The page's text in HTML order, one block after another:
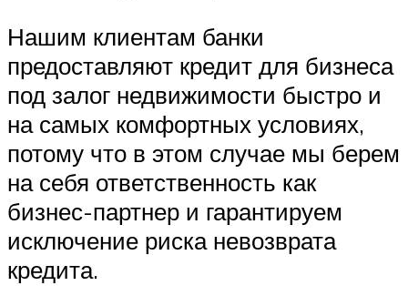
Нашим клиентам банки
предоставляют кредит для бизнеса
под залог недвижимости быстро и
на самых комфортных условиях,
потому что в этом случае мы берем
на себя ответственность как
бизнес-партнер и гарантируем
исключение риска невозврата
кредита.